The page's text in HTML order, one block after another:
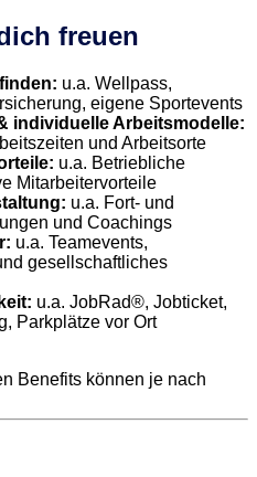
freuen
u.a. Wellpass,
eigene Sportevents
individuelle Arbeitsmodelle:
und Arbeitsorte
u.a. Betriebliche
Mitarbeitervorteile
u.a. Fort- und
und Coachings
u.a. Teamevents,
gesellschaftliches
u.a. JobRad®, Jobticket,
Parkplätze vor Ort
Benefits können je nach